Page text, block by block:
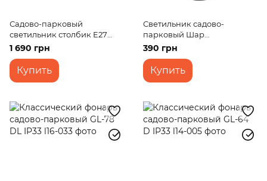
Садово-парковый
светильник столбик E27
IP44 DL (GLS-01)
1 690 грн
Купить
Светильник садово-
парковый Шар
D200x90mm PMMA (STR-09)
390 грн
Купить